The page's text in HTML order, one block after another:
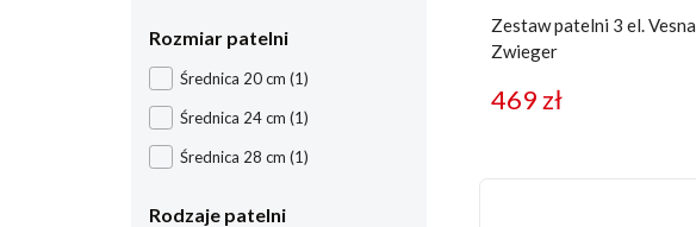
Rozmiar patelni
Średnica 20 cm (1)
Średnica 24 cm (1)
Średnica 28 cm (1)
Rodzaje patelni
Zestaw patelni 3 el. Vesna
Zwieger
469zł